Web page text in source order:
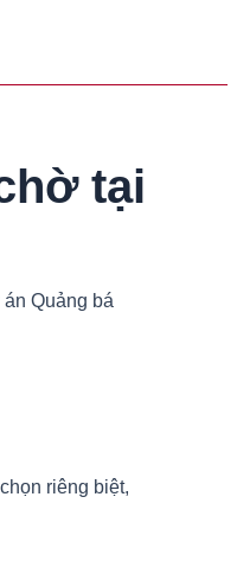
tại
Quảng bá
riêng biệt,